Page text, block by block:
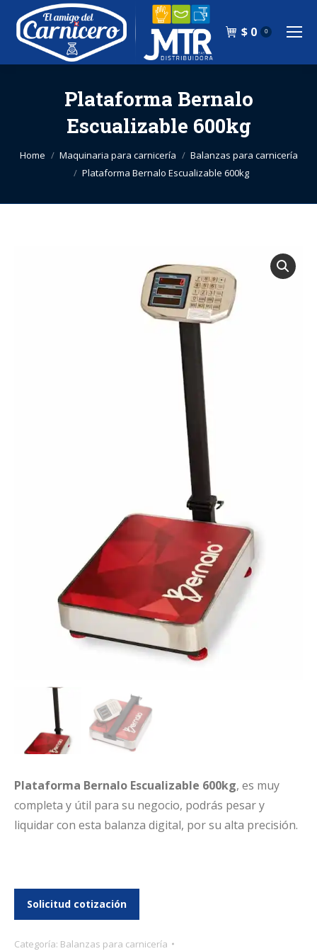
$ 0 0
Plataforma Bernalo
Escualizable 600kg
You are here:
Home Maquinaria para carnicería
Balanzas para carnicería
Plataforma Bernalo Escualizable 600kg
Plataforma Bernalo Escualizable 600kg, es muy
completa y útil para su negocio, podrás pesar y
liquidar con esta balanza digital, por su alta precisión.
Categoría: Balanzas para carnicería